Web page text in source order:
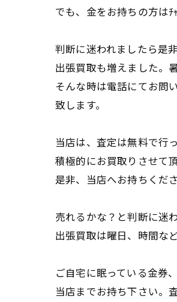
でも、金をお持ちの方は
判断に迷われましたら是
出張買取も増えました。
そんな時は電話にてお問
致します。
当店は、査定は無料で行
積極的にお買取りさせて
是非、当店へお持ちくだ
売れるかな？と判断に迷
出張買取は曜日、時間な
ご自宅に眠っている金券
当店までお持ち下さい。